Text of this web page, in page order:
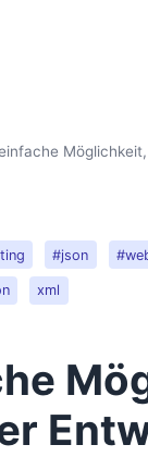
#json
xml